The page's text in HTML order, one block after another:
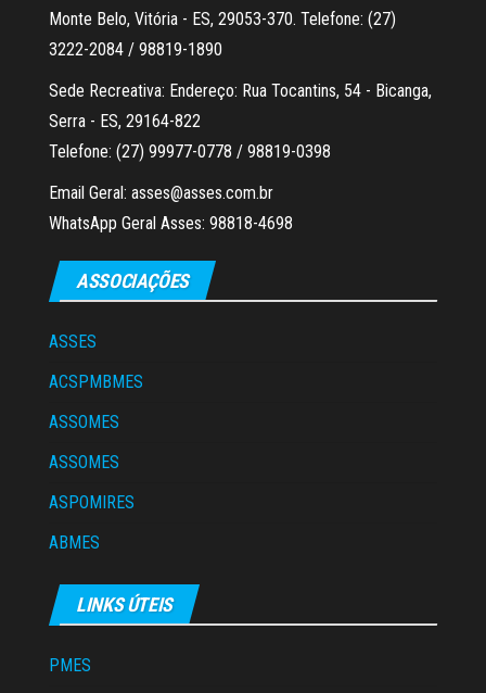
Monte Belo, Vitória - ES, 29053-370. Telefone: (27)
3222-2084 / 98819-1890
Sede Recreativa: Endereço: Rua Tocantins, 54 - Bicanga,
Serra - ES, 29164-822
Telefone: (27) 99977-0778 / 98819-0398
Email Geral: asses@asses.com.br
WhatsApp Geral Asses: 98818-4698
ASSOCIAÇÕES
ASSES
ACSPMBMES
ASSOMES
ASSOMES
ASPOMIRES
ABMES
LINKS ÚTEIS
PMES